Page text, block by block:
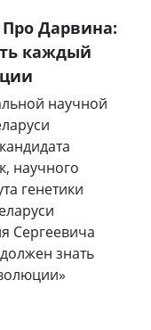
Про Дарвина:
каждый
научной
научного
генетики
Сергеевича
знать